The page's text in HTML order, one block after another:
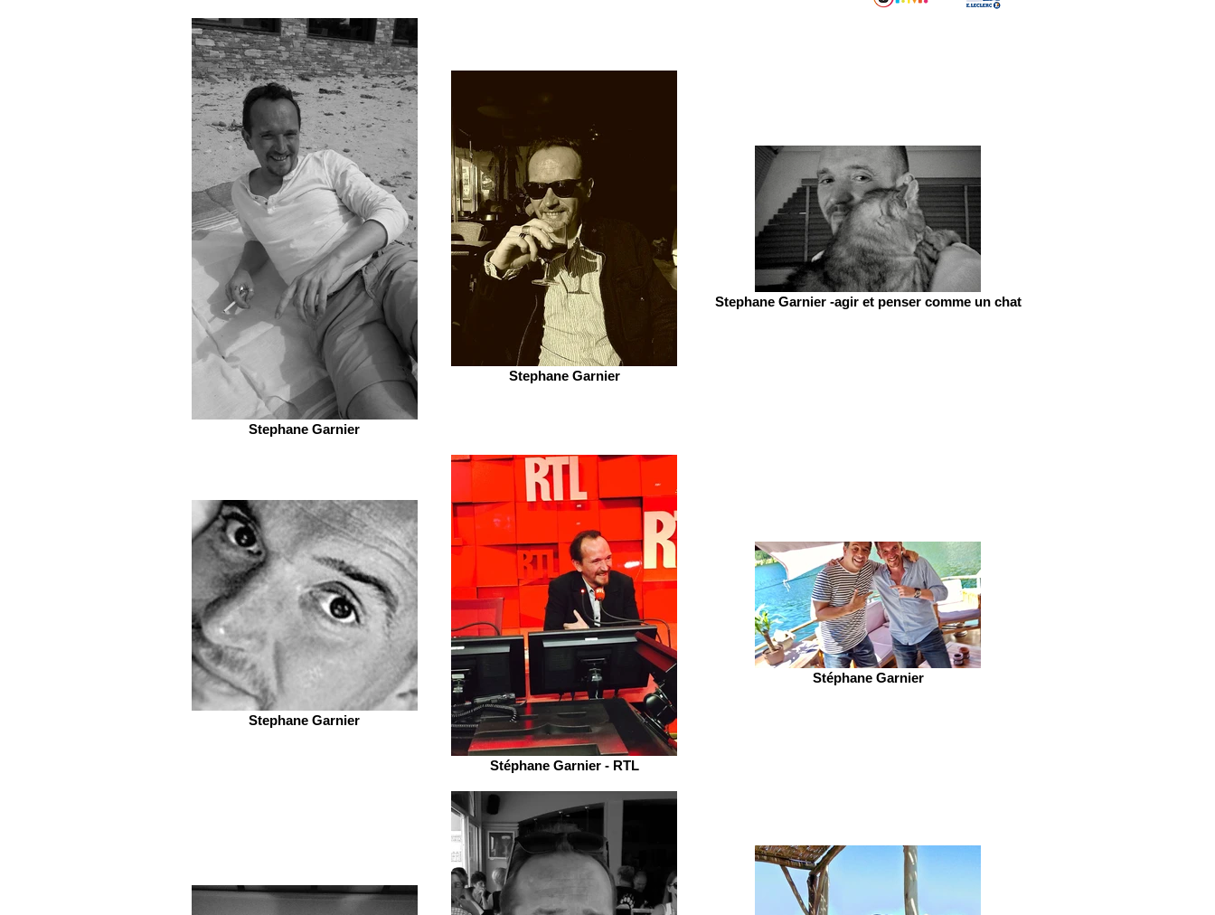
Stephane Garnier
Stephane Garnier
Stephane Garnier -agir et penser comme un chat
Stephane Garnier
Stéphane Garnier - RTL
Stéphane Garnier